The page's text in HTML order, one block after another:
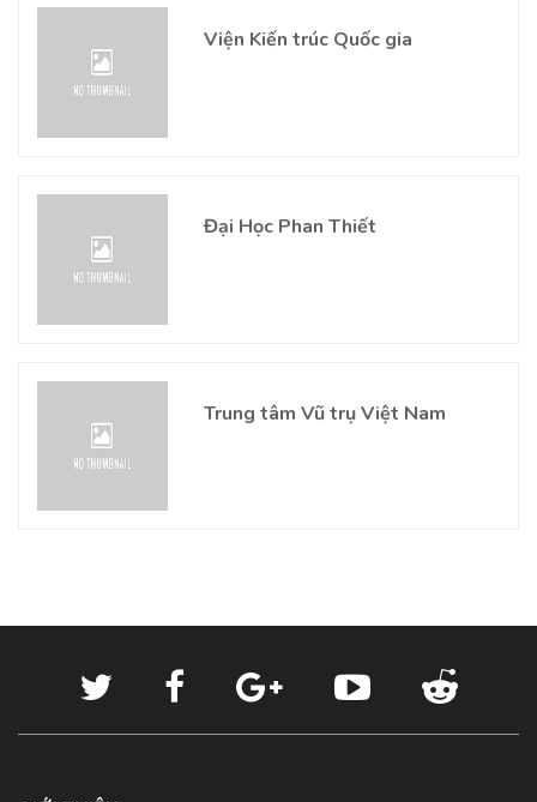
Viện Kiến trúc Quốc gia
Đại Học Phan Thiết
Trung tâm Vũ trụ Việt Nam